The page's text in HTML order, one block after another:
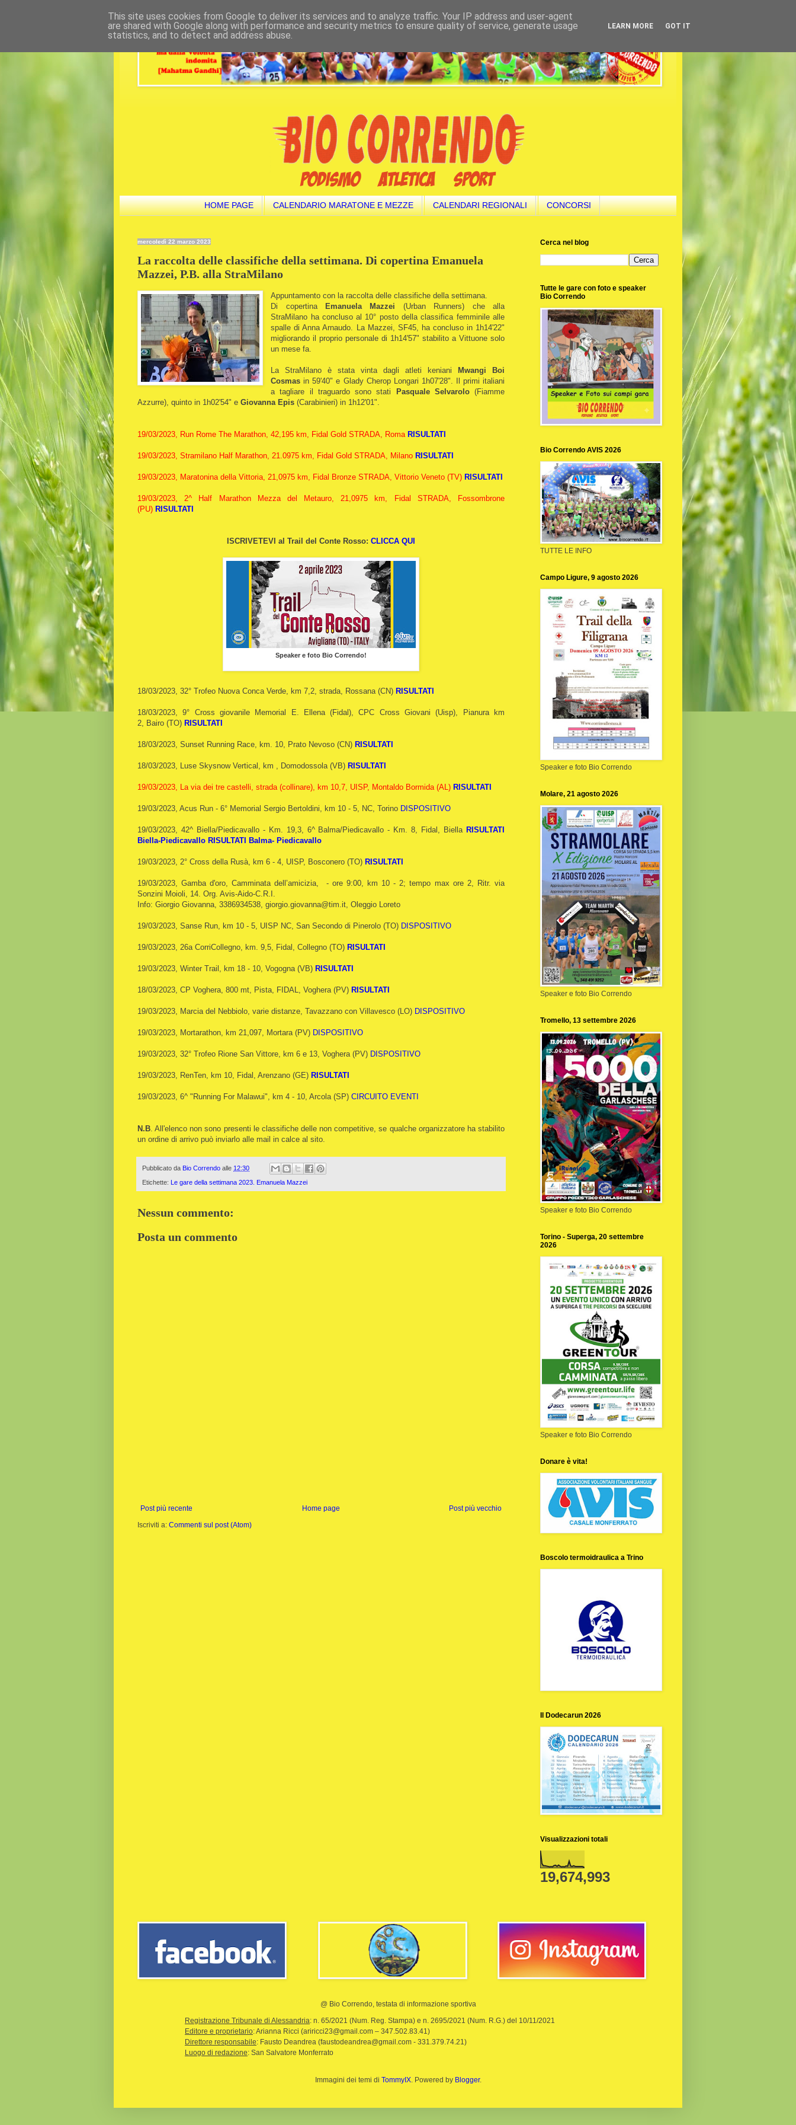
HOME PAGE CALENDARIO MARATONE E MEZZE CALENDARI REGIONALI CONCORSI
mercoledì 22 marzo 2023
La raccolta delle classifiche della settimana. Di copertina Emanuela
Mazzei, P.B. alla StraMilano
Appuntamento con la raccolta delle classifiche della settimana.
Di copertina
Emanuela Mazzei (Urban Runners) che alla
StraMilano ha concluso al 10° posto della classifica femminile alle
spalle di Anna Arnaudo. La Mazzei, SF45, ha concluso in 1h14'22"
migliorando il proprio personale di 1h14'57" stabilito a Vittuone solo
un mese fa.
La StraMilano è stata vinta dagli atleti keniani
Mwangi Boi
Cosmas in 59'40" e Glady Cherop Longari 1h07'28". Il primi italiani
a tagliare il traguardo sono stati Pasquale Selvarolo(Fiamme
Azzurre), quinto in 1h02'54" e Giovanna Epis (Carabinieri) in 1h12'01".
19/03/2023, Run Rome The Marathon, 42,195 km, Fidal Gold STRADA, Roma RISULTATI
19/03/2023, Stramilano Half Marathon, 21.0975 km, Fidal Gold STRADA, Milano RISULTATI
19/03/2023, Maratonina della Vittoria, 21,0975 km, Fidal Bronze STRADA, Vittorio Veneto (TV) RISULTATI
19/03/2023, 2^ Half Marathon Mezza del Metauro, 21,0975 km, Fidal STRADA, Fossombrone
(PU) RISULTATI
ISCRIVETEVI al Trail del Conte Rosso: CLICCA QUI
Speaker e foto Bio Correndo!
18/03/2023, 32° Trofeo Nuova Conca Verde, km 7,2, strada, Rossana (CN) RISULTATI
18/03/2023,9° Cross giovanile Memorial E. Ellena (Fidal),CPC Cross Giovani (Uisp), Pianura km
2, Bairo (TO) RISULTATI
18/03/2023, Sunset Running Race, km. 10, Prato Nevoso (CN) RISULTATI
18/03/2023, Luse Skysnow Vertical, km , Domodossola (VB) RISULTATI
19/03/2023, La via dei tre castelli, strada (collinare), km 10,7, UISP, Montaldo Bormida (AL) RISULTATI
19/03/2023, Acus Run - 6° Memorial Sergio Bertoldini, km 10 - 5, NC, Torino DISPOSITIVO
19/03/2023, 42^ Biella/Piedicavallo - Km. 19,3, 6^ Balma/Piedicavallo - Km. 8, Fidal, Biella RISULTATI
Biella-Piedicavallo RISULTATI Balma- Piedicavallo
19/03/2023, 2° Cross della Rusà, km 6 - 4, UISP, Bosconero (TO) RISULTATI
19/03/2023, Gamba d'oro,Camminata dell’amicizia, - ore 9:00, km 10 - 2; tempo max ore 2, Ritr. via
Sonzini Moioli, 14. Org. Avis-Aido-C.R.I.
Info: Giorgio Giovanna, 3386934538, giorgio.giovanna@tim.it, Oleggio Loreto
19/03/2023, Sanse Run, km 10 - 5, UISP NC, San Secondo di Pinerolo (TO) DISPOSITIVO
19/03/2023, 26a CorriCollegno, km. 9,5, Fidal, Collegno (TO) RISULTATI
19/03/2023, Winter Trail, km 18 - 10, Vogogna (VB) RISULTATI
18/03/2023, CP Voghera, 800 mt, Pista, FIDAL, Voghera (PV) RISULTATI
19/03/2023, Marcia del Nebbiolo, varie distanze, Tavazzano con Villavesco (LO) DISPOSITIVO
19/03/2023, Mortarathon, km 21,097, Mortara (PV) DISPOSITIVO
19/03/2023, 32° Trofeo Rione San Vittore, km 6 e 13, Voghera (PV) DISPOSITIVO
19/03/2023, RenTen, km 10, Fidal, Arenzano (GE) RISULTATI
19/03/2023, 6^ "Running For Malawui", km 4 - 10, Arcola (SP) CIRCUITO EVENTI
N.B . All'elenco non sono presenti le classifiche delle non competitive, se qualche organizzatore ha stabilito
un ordine di arrivo può inviarlo alle mail in calce al sito.
Pubblicato da Bio Correndo alle 12:30
Etichette: Le gare della settimana 2023. Emanuela Mazzei
Nessun commento:
Posta un commento
Post più recente Post più vecchio
Home page
Iscriviti a: Commenti sul post (Atom)
Cerca nel blog
Tutte le gare con foto e speaker
Bio Correndo
Bio Correndo AVIS 2026
TUTTE LE INFO
Campo Ligure, 9 agosto 2026
Speaker e foto Bio Correndo
Molare, 21 agosto 2026
Speaker e foto Bio Correndo
Tromello, 13 settembre 2026
Speaker e foto Bio Correndo
Torino - Superga, 20 settembre
2026
Speaker e foto Bio Correndo
Donare è vita!
Boscolo termoidraulica a Trino
Il Dodecarun 2026
Visualizzazioni totali
19,674,993
@ Bio Correndo, testata di informazione sportiva
Registrazione Tribunale di Alessandria: n. 65/2021 (Num. Reg. Stampa) e n. 2695/2021 (Num. R.G.) del 10/11/2021
Editore e proprietario: Arianna Ricci (ariricci23@gmail.com – 347.502.83.41)
Direttore responsabile: Fausto Deandrea (faustodeandrea@gmail.com - 331.379.74.21)
Luogo di redazione: San Salvatore Monferrato
Immagini dei temi di TommyIX. Powered by Blogger.
This site uses cookies from Google to deliver its services and to analyze traffic. Your IP address and user-agent
are shared with Google along with performance and security metrics to ensure quality of service, generate usage
statistics, and to detect and address abuse.
LEARN MORE GOT IT